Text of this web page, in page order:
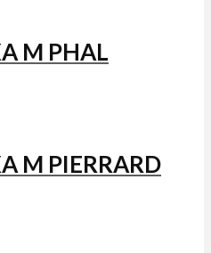
M PHAL
M PIERRARD